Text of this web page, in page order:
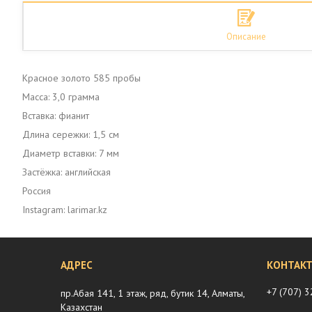
Описание
Красное золото 585 пробы
Масса: 3,0 грамма
Вставка: фианит
Длина сережки: 1,5 см
Диаметр вставки: 7 мм
Застёжка: английская
Россия
Instagram: larimar.kz
пр.Абая 141, 1 этаж, ряд, бутик 14, Алматы,
Казахстан
+7 (707)